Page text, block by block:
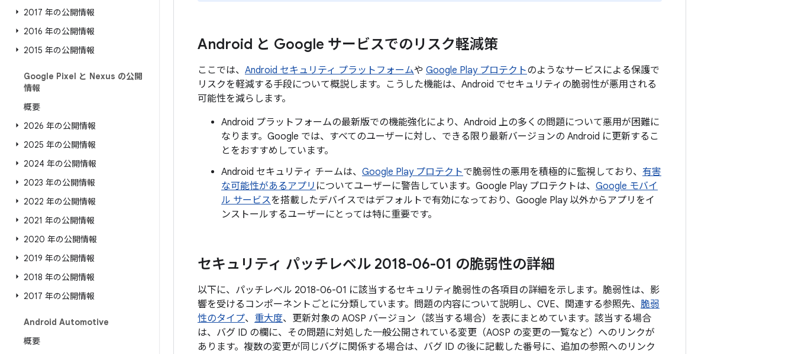
2017 年の公開情報
2016 年の公開情報
2015 年の公開情報
Google Pixel と Nexus の公開
情報
概要
2026 年の公開情報
2025 年の公開情報
2024 年の公開情報
2023 年の公開情報
2022 年の公開情報
2021 年の公開情報
2020 年の公開情報
2019 年の公開情報
2018 年の公開情報
2017 年の公開情報
Android Automotive
概要
Android と Google サービスでのリスク軽減策
ここでは、 Android セキュリティ プラットフォームや Google Play プロテクトのようなサービスによる保護で
リスクを軽減する手段について概説します。こうした機能は、Android でセキュリティの脆弱性が悪用される
可能性を減らします。
Android プラットフォームの最新版での機能強化により、Android 上の多くの問題について悪用が困難に
なります。Google では、すべてのユーザーに対し、できる限り最新バージョンの Android に更新するこ
とをおすすめしています。
Android セキュリティ チームは、 Google Play プロテクトで脆弱性の悪用を積極的に監視しており、 有害
な可能性があるアプリ についてユーザーに警告しています。Google Play プロテクトは、 Google モバイ
ル サービスを搭載したデバイスではデフォルトで有効になっており、Google Play 以外からアプリをイ
ンストールするユーザーにとっては特に重要です。
セキュリティ パッチレベル 2018-06-01 の脆弱性の詳細
以下に、パッチレベル 2018-06-01 に該当するセキュリティ脆弱性の各項目の詳細を示します。脆弱性は、影
響を受けるコンポーネントごとに分類しています。問題の内容について説明し、CVE、関連する参照先、 脆弱
性のタイプ、 重大度、更新対象の AOSP バージョン（該当する場合）を表にまとめています。該当する場合
は、バグ ID の欄に、その問題に対処した一般公開されている変更（AOSP の変更の一覧など）へのリンクが
あります。複数の変更が同じバグに関係する場合は、バグ ID の後に記載した番号に、追加の参照へのリンク